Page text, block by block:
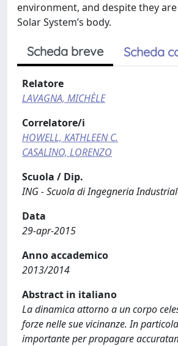
environment, and despite they
Solar System’s body.
Scheda breve Scheda
Relatore
LAVAGNA, MICHÈLE
Correlatore/i
HOWELL, KATHLEEN C.
CASALINO, LORENZO
Scuola / Dip.
ING - Scuola di Ingegneria
Data
29-apr-2015
Anno accademico
2013/2014
Abstract in italiano
La dinamica attorno a un corpo
forze nelle sue vicinanze. In
importante per propagare